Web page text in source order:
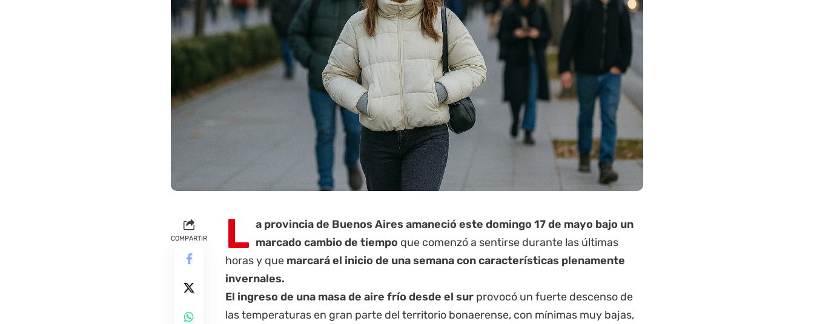
COMPARTIR L a provincia de Buenos Aires amaneció este domingo 17 de mayo bajo un
marcado cambio de tiempo que comenzó a sentirse durante las últimas
horas y que marcará el inicio de una semana con características plenamente
invernales.
El ingreso de una masa de aire frío desde el sur provocó un fuerte descenso de
las temperaturas en gran parte del territorio bonaerense, con mínimas muy bajas,